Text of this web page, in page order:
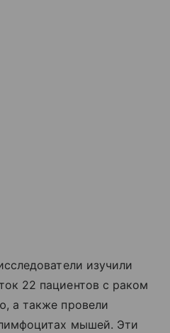
изучили
22 пациентов с раком
а также провели
мышей. Эти